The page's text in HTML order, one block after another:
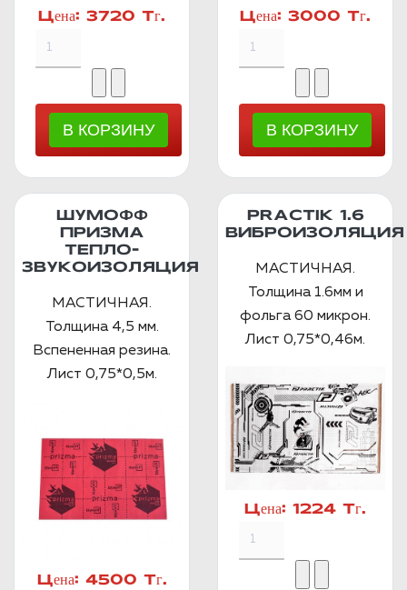
Цена: 3720 Тг. Цена: 3000 Тг.
ШУМОФФ
ПРИЗМА
ТЕПЛО-
ЗВУКОИЗОЛЯЦИЯ
МАСТИЧНАЯ.
Толщина 4,5 мм.
Вспененная резина.
Лист 0,75*0,5м.
Цена: 4500 Тг.
PRACTIK 1.6
ВИБРОИЗОЛЯЦИЯ
МАСТИЧНАЯ.
Толщина 1.6мм и
фольга 60 микрон.
Лист 0,75*0,46м.
Цена: 1224 Тг.